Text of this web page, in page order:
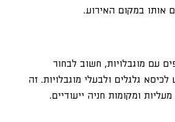
אותו במקום האירוע.
עם מוגבלויות, חשוב לבחור
גלגלים ולבעלי מוגבלויות. זה
ומקומות חניה ייעודיים.